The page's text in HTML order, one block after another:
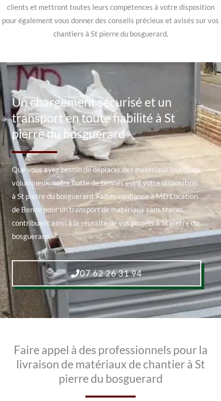
clients et mettront toutes leurs compétences à votre disposition
pour également vous donner des conseils précieux et avisés sur vos
chantiers à St pierre du bosguerard.
Un chargement sécurisé et un
transport en toute fiabilité à St
pierre du bosguerard
Que vous ayez besoin de déplacer des matériaux lourds ou
volumineux, notre flotte de bennes est à votre disposition
à St pierre du bosguerard. Faites confiance à MD Location
de Benne pour un transport de matériaux sans tracas,
contribuant ainsi à la réussite de vos projets à St pierre du
bosguerard.
07 62 26 31 94
Faire appel à des professionnels pour la
livraison de matériaux de chantier à St
pierre du bosguerard